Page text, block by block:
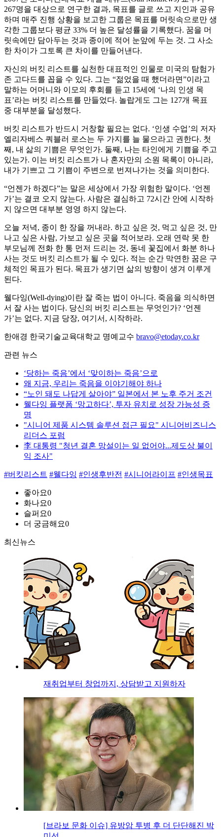
267명을 대상으로 연구한 결과, 목표를 글로 쓰고 지인과 공유
하며 매주 진행 상황을 보고한 그룹은 목표를 머릿속으로만 생
각한 그룹보다 평균 33% 더 높은 달성률을 기록했다. 꿈을 머
릿속에만 담아두는 것과 종이에 적어 눈앞에 두는 것. 그 사소
한 차이가 그토록 큰 차이를 만들어낸다.
자신의 버킷 리스트를 실천한 대표적인 인물로 미국의 탐험가
존 고다드를 꼽을 수 있다. 그는 “젊었을 때 했더라면”이라고
말하는 어머니와 이모의 후회를 듣고 15세에 ‘나의 인생 목
표’라는 버킷 리스트를 만들었다. 놀랍게도 그는 127개 목표
중 대부분을 달성했다.
버킷 리스트가 반드시 거창할 필요는 없다. ‘인생 수업’의 저자
엘리자베스 쿼블러 로스는 두 가지를 늘 물으라고 권한다. 첫
째, 내 삶의 기쁨은 무엇인가. 둘째, 나는 타인에게 기쁨을 주고
있는가. 이는 버킷 리스트가 나 혼자만의 소원 목록이 아니라,
내가 기쁘고 그 기쁨이 주변으로 번져나가는 것을 의미한다.
“언젠가 하겠다”는 말은 세상에서 가장 위험한 말이다. ‘언젠
가’는 결코 오지 않는다. 사람은 결심하고 72시간 안에 시작하
지 않으면 대부분 영영 하지 않는다.
오늘 저녁, 종이 한 장을 꺼내라. 하고 싶은 것, 먹고 싶은 것, 만
나고 싶은 사람, 가보고 싶은 곳을 적어보라. 오래 연락 못 한
부모님께 전화 한 통 먼저 드리는 것, 동네 꽃집에서 화분 하나
사는 것도 버킷 리스트가 될 수 있다. 적는 순간 막연한 꿈은 구
체적인 목표가 된다. 목표가 생기면 삶의 방향이 생겨 이루게
된다.
웰다잉(Well-dying)이란 잘 죽는 법이 아니다. 죽음을 의식하면
서 잘 사는 법이다. 당신의 버킷 리스트는 무엇인가? ‘언젠
가’는 없다. 지금 당장, 여기서, 시작하라.
한애경 한국기술교육대학교 명예교수 bravo@etoday.co.kr
관련 뉴스
‘당하는 죽음’에서 ‘맞이하는 죽음’으로
왜 지금, 우리는 죽음을 이야기해야 하나
“노인 돼도 나답게 살아야” 일본에서 본 노후 주거 조건
웰다잉 플랫폼 ‘망고하다’, 투자 유치로 성장 가능성 증
명
"시니어 제품 시스템 솔루션 접근 필요" 시니어비즈니스
리더스 포럼
李 대통령 "청년 결혼 망설이는 일 없어야...제도상 불이
익 조사"
#버킷리스트 #웰다잉 #인생후반전 #시니어라이프 #인생목표
좋아요0
화나요0
슬퍼요0
더 궁금해요0
최신뉴스
재취업부터 창업까지, 상담받고 지원하자
[브라보 문화 이슈] 유방암 투병 후 더 단단해진 박